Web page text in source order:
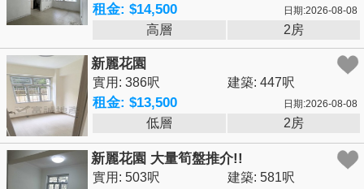
租金: $14,500
日期:2026-08-08
高層 2房
新麗花園
實用: 386呎 建築: 447呎
租金: $13,500 日期:2026-08-08
低層 2房
新麗花園 大量筍盤推介!!
實用: 503呎 建築: 581呎